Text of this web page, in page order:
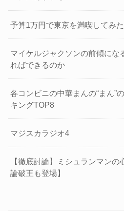
予算1万円で東京を満喫してみた
マイケルジャクソンの前傾にな
ればできるのか
各コンビニの中華まんの“まん”
キングTOP8
マジスカラジオ4
【徹底討論】ミシュランマン
論破王も登場】